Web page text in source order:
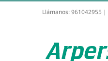
Llámanos:961042955 |